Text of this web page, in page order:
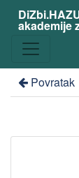
akademije
Povratak